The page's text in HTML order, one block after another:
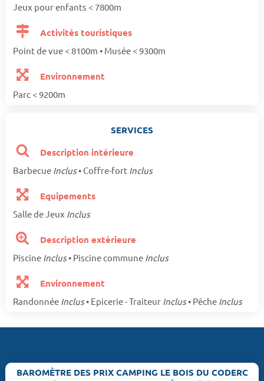
Jeux pour enfants < 7800m
Activités touristiques
Point de vue < 8100m • Musée < 9300m
Environnement
Parc < 9200m
SERVICES
Description intérieure
Barbecue Inclus• Coffre-fort Inclus
Equipements
Salle de Jeux Inclus
Description extérieure
Piscine Inclus• Piscine commune Inclus
Environnement
Randonnée Inclus• Epicerie - Traiteur Inclus• Pêche Inclus
BAROMÈTRE DES PRIX CAMPING LE BOIS DU CODERC